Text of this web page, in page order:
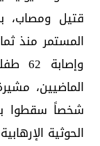
قتيل ومصاب،
المستمر منذ
شخصاً سقطوا
الحوثية